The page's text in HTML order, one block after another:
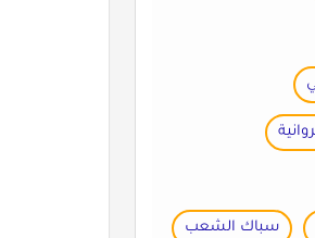
سباك الشعب